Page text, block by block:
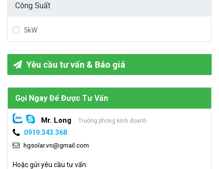
Công Suất
5kW
Yêu cầu tư vấn & Báo giá
Gọi Ngay Để Được Tư Vấn
Mr. Long Trưởng phòng kinh doanh
0919.343.368
hgsolar.vn@gmail.com
Hoặc gửi yêu cầu tư vấn: